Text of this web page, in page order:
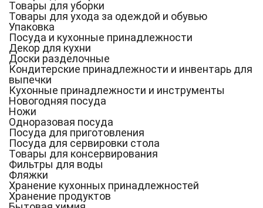
Товары для уборки
Товары для ухода за одеждой и обувью
Упаковка
Посуда и кухонные принадлежности
Декор для кухни
Доски разделочные
Кондитерские принадлежности и инвентарь для
выпечки
Кухонные принадлежности и инструменты
Новогодняя посуда
Ножи
Одноразовая посуда
Посуда для приготовления
Посуда для сервировки стола
Товары для консервирования
Фильтры для воды
Фляжки
Хранение кухонных принадлежностей
Хранение продуктов